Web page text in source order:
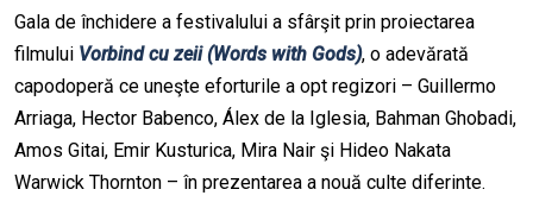
Gala de închidere a festivalului a sfârşit prin proiectarea
filmului Vorbind cu zeii (Words with Gods), o adevărată
capodoperă ce uneşte eforturile a opt regizori – Guillermo
Arriaga, Hector Babenco, Álex de la Iglesia, Bahman Ghobadi,
Amos Gitai, Emir Kusturica, Mira Nair şi Hideo Nakata
Warwick Thornton – în prezentarea a nouă culte diferinte.